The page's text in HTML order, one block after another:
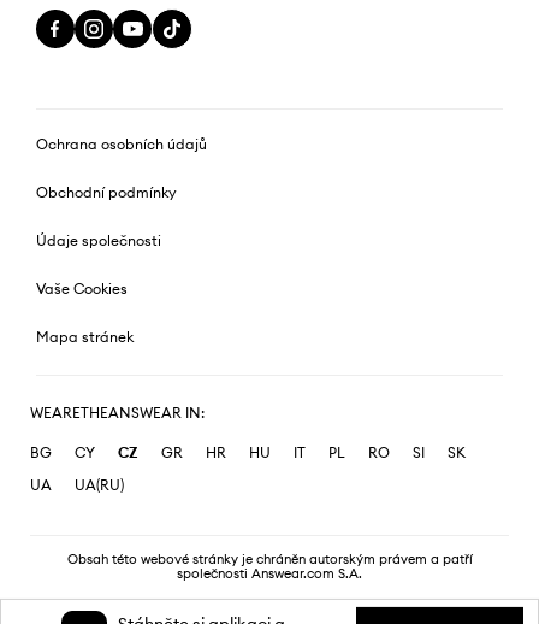
Ochrana osobních údajů
Obchodní podmínky
Údaje společnosti
Vaše Cookies
Mapa stránek
WEARETHEANSWEAR IN:
BG CY CZ GR HR HU IT PL RO SI
SK
UA
UA(RU)
Obsah této webové stránky je chráněn autorským právem a patří
společnosti Answear.com S.A.